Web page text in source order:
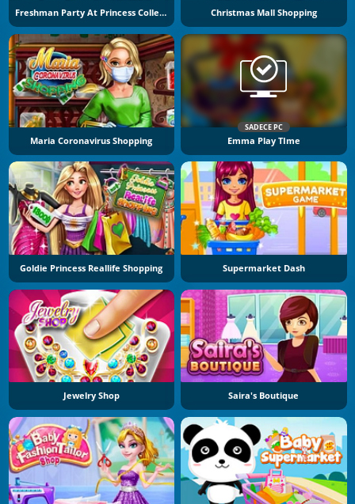
Freshman Party At Princess College Christmas Mall Shopping
Maria Coronavirus Shopping
SADECE PC
Emma Play TIme
Goldie Princess Reallife Shopping Supermarket Dash
Jewelry Shop Saira's Boutique